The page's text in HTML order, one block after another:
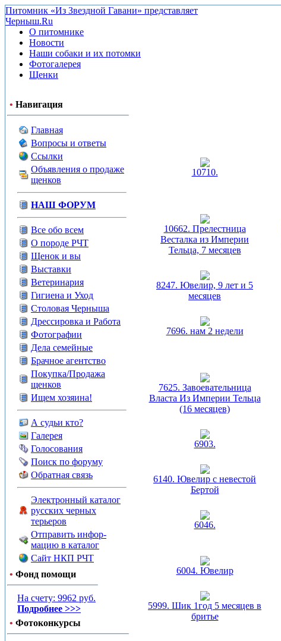
Питомник «Из Звездной Гавани» представляет
Черныш.Ru
О питомнике
Новости
Наши собаки и их потомки
Фотогалерея
Щенки
• Навигация
Главная
Вопросы и ответы
Ссылки
Объявления о продаже
щенков
НАШ ФОРУМ
Все обо всем
О породе РЧТ
Щенок и вы
Выставки
Ветеринария
Гигиена и Уход
Столовая Черныша
Дрессировка и Работа
Фотографии
Дела семейные
Брачное агентство
Покупка/Продажа
щенков
Ищем хозяина!
А судьи кто?
Галерея
Голосования
Поиск по форуму
Обратная связь
Электронный каталог
русских черных
терьеров
Отправить инфор-
мацию в каталог
Сайт НКП РЧТ
• Фонд помощи
На счету: 9962 руб.
Подробнее >>>
• Фотоконкурсы
10710.
10662. Прелестница
Весталка из Империи
Тельца, 7 месяцев
8247. Ювелир, 9 лет и 5
месяцев
7696. нам 2 недели
7625. Завоевательница
Власта Из Империи Тельца
(16 месяцев)
6903.
6140. Ювелир с невестой
Бертой
6046.
6004. Ювелир
5999. Шик 1год 5 месяцев в
бритье